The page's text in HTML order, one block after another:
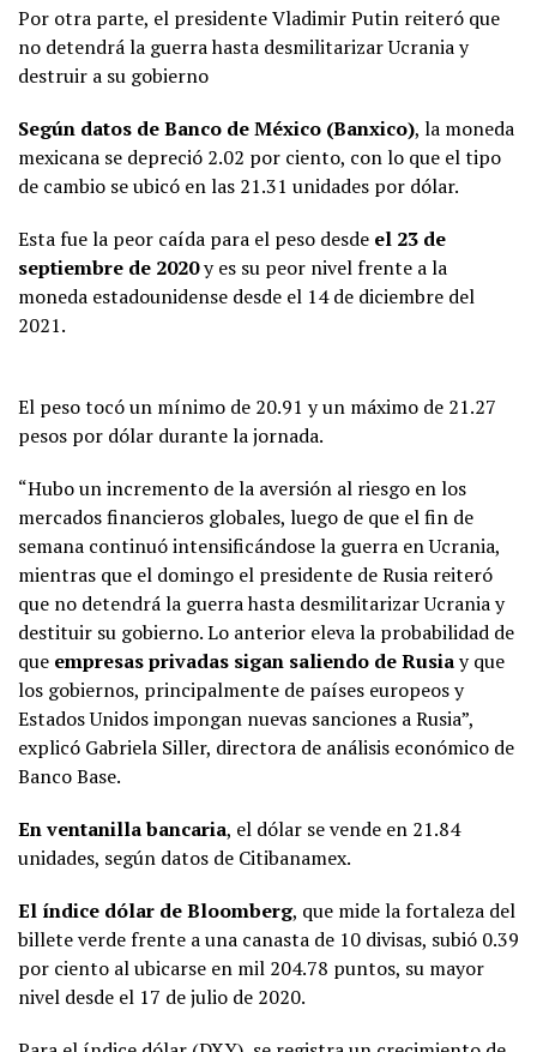
Por otra parte, el presidente Vladimir Putin reiteró que
no detendrá la guerra hasta desmilitarizar Ucrania y
destruir a su gobierno
Según datos de Banco de México (Banxico), la moneda
mexicana se depreció 2.02 por ciento, con lo que el tipo
de cambio se ubicó en las 21.31 unidades por dólar.
Esta fue la peor caída para el peso desde el 23 de
septiembre de 2020y es su peor nivel frente a la
moneda estadounidense desde el 14 de diciembre del
2021.
El peso tocó un mínimo de 20.91 y un máximo de 21.27
pesos por dólar durante la jornada.
“Hubo un incremento de la aversión al riesgo en los
mercados financieros globales, luego de que el fin de
semana continuó intensificándose la guerra en Ucrania,
mientras que el domingo el presidente de Rusia reiteró
que no detendrá la guerra hasta desmilitarizar Ucrania y
destituir su gobierno. Lo anterior eleva la probabilidad de
que empresas privadas sigan saliendo de Rusiay que
los gobiernos, principalmente de países europeos y
Estados Unidos impongan nuevas sanciones a Rusia”,
explicó Gabriela Siller, directora de análisis económico de
Banco Base.
En ventanilla bancaria, el dólar se vende en 21.84
unidades, según datos de Citibanamex.
El índice dólar de Bloomberg, que mide la fortaleza del
billete verde frente a una canasta de 10 divisas, subió 0.39
por ciento al ubicarse en mil 204.78 puntos, su mayor
nivel desde el 17 de julio de 2020.